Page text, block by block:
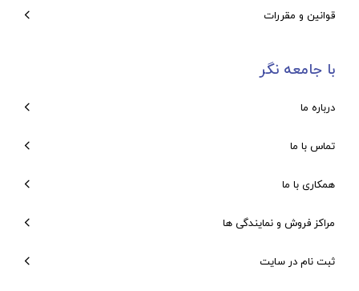
قوانین و مقررات
با جامعه نگر
درباره ما
تماس با ما
همکاری با ما
مراکز فروش و نمایندگی ها
ثبت نام در سایت